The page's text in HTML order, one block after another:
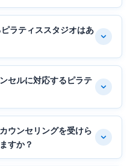
ラティススタジオはあ
セルに対応するピラテ
ウンセリングを受けら
すか？